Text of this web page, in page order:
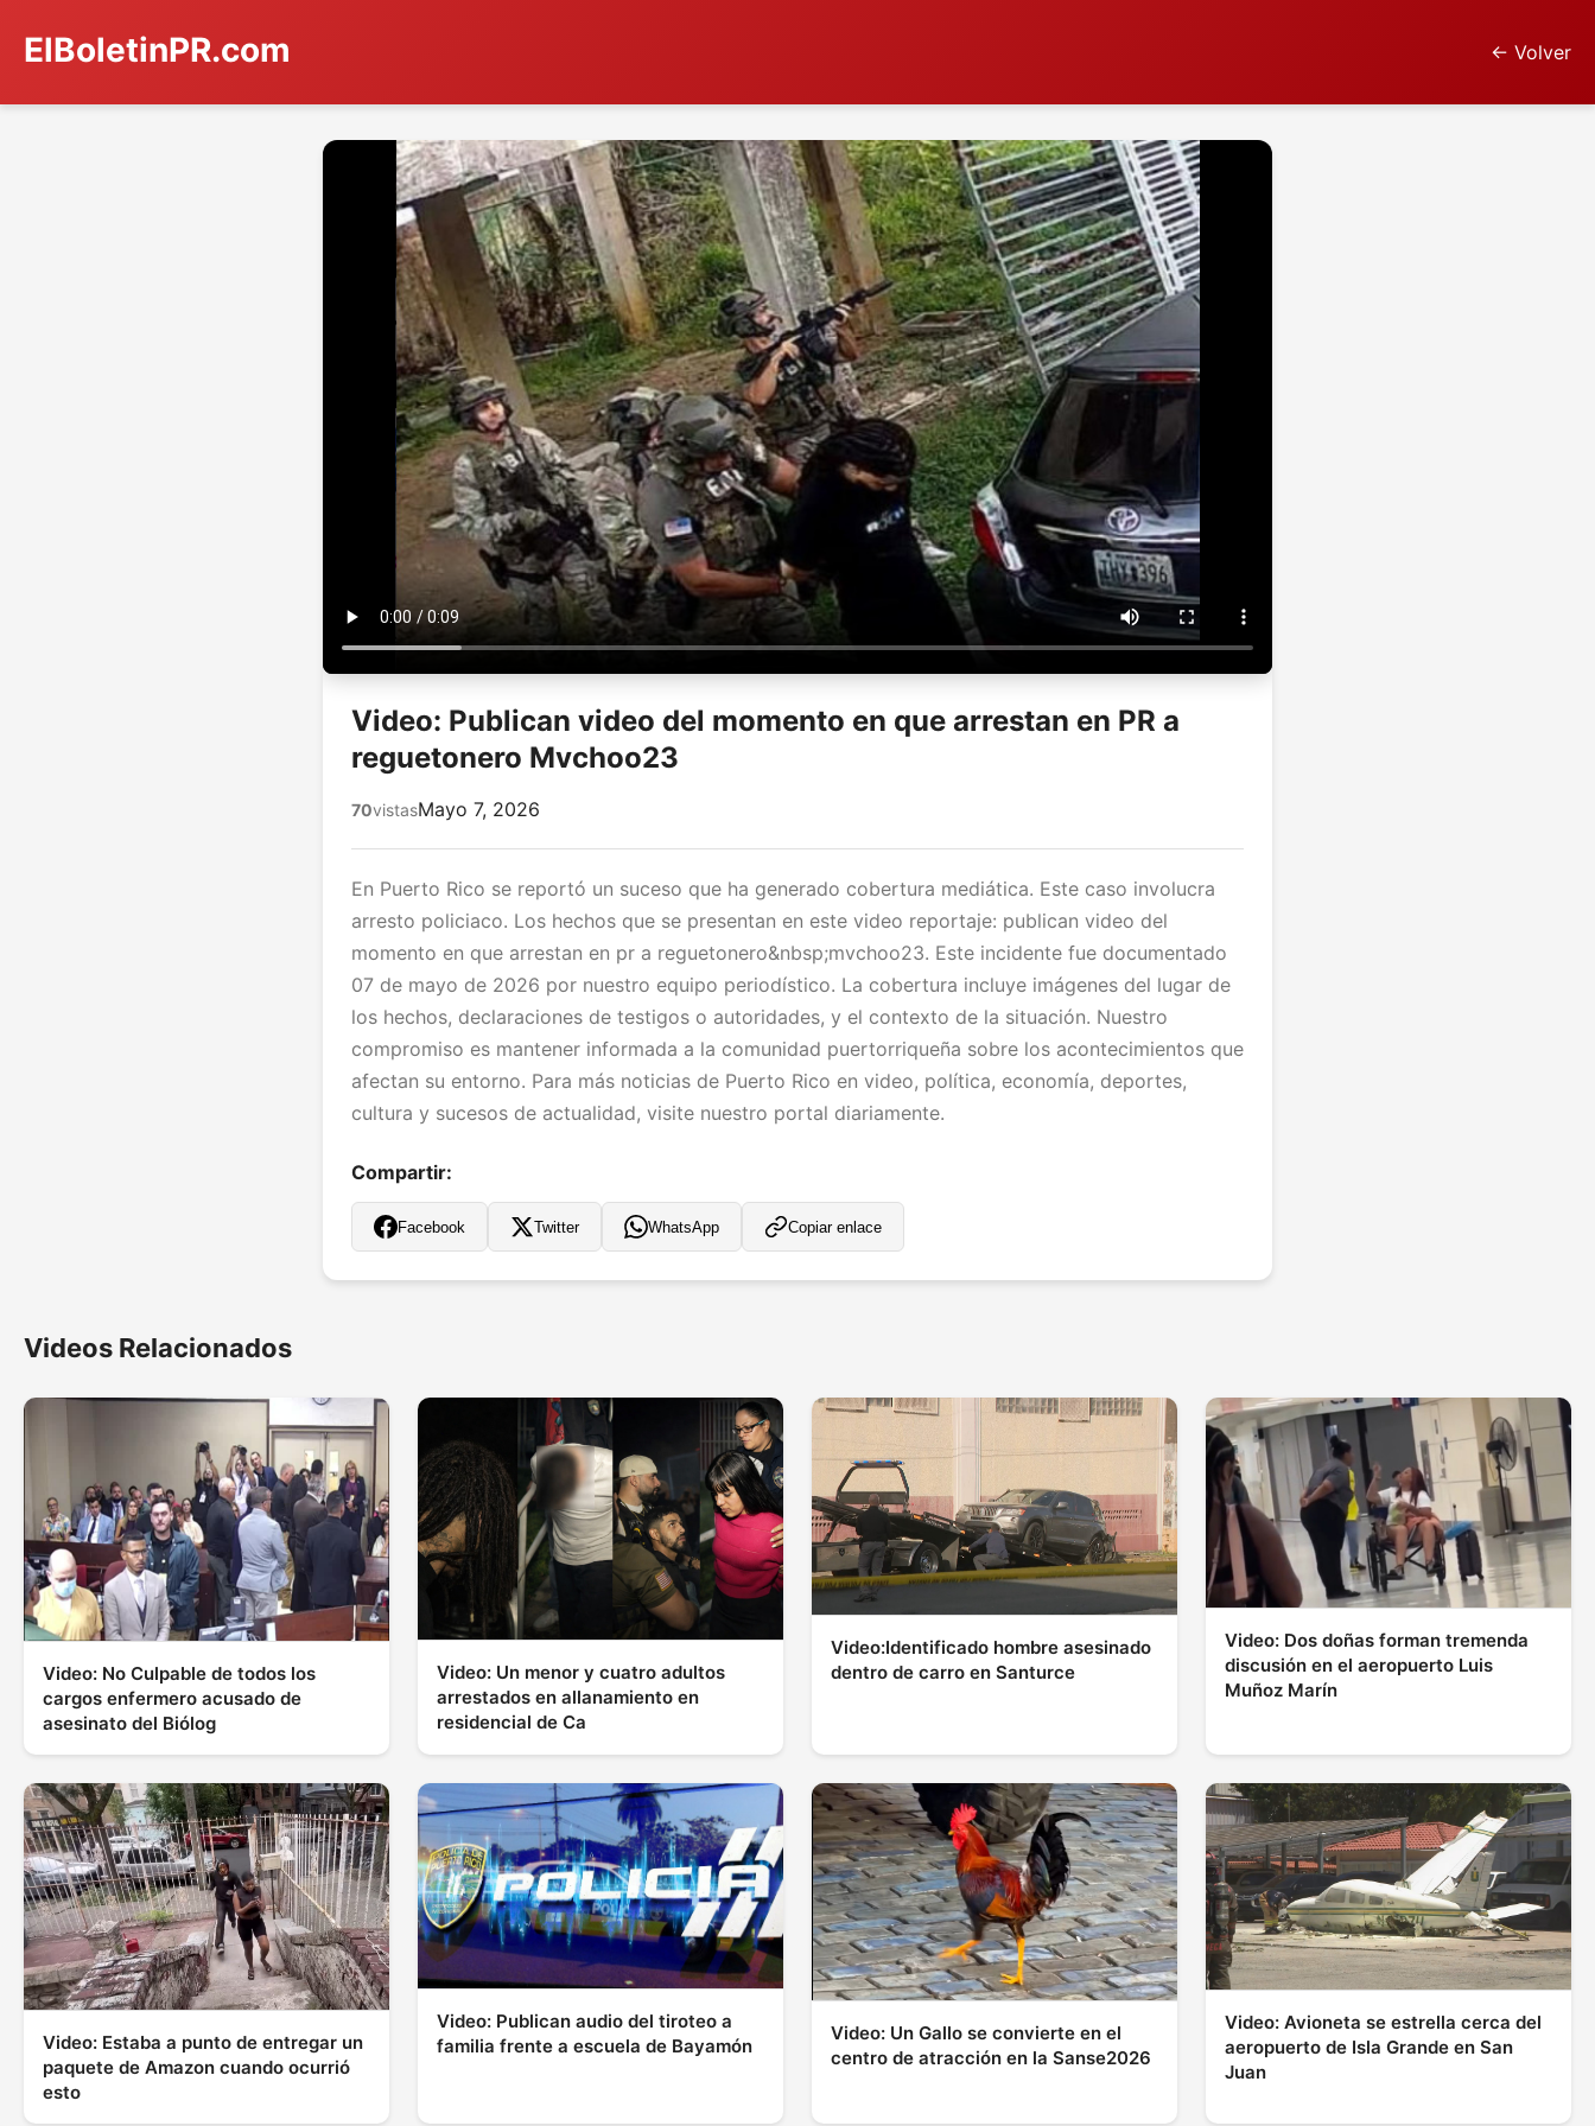
ElBoletinPR.com ← Volver
Video: Publican video del momento en que arrestan en PR a
reguetonero Mvchoo23
70vistasMayo 7, 2026
En Puerto Rico se reportó un suceso que ha generado cobertura mediática. Este caso involucra
arresto policiaco. Los hechos que se presentan en este video reportaje: publican video del
momento en que arrestan en pr a reguetonero&nbsp;mvchoo23. Este incidente fue documentado
07 de mayo de 2026 por nuestro equipo periodístico. La cobertura incluye imágenes del lugar de
los hechos, declaraciones de testigos o autoridades, y el contexto de la situación. Nuestro
compromiso es mantener informada a la comunidad puertorriqueña sobre los acontecimientos que
afectan su entorno. Para más noticias de Puerto Rico en video, política, economía, deportes,
cultura y sucesos de actualidad, visite nuestro portal diariamente.
Compartir:
Facebook Twitter WhatsApp Copiar enlace
Videos Relacionados
Video: No Culpable de todos los
cargos enfermero acusado de
asesinato del Biólog
Video: Un menor y cuatro adultos
arrestados en allanamiento en
residencial de Ca
Video:Identificado hombre asesinado
dentro de carro en Santurce
Video: Dos doñas forman tremenda
discusión en el aeropuerto Luis
Muñoz Marín
Video: Estaba a punto de entregar un
paquete de Amazon cuando ocurrió
esto
Video: Publican audio del tiroteo a
familia frente a escuela de Bayamón
Video: Un Gallo se convierte en el
centro de atracción en la Sanse2026
Video: Avioneta se estrella cerca del
aeropuerto de Isla Grande en San
Juan